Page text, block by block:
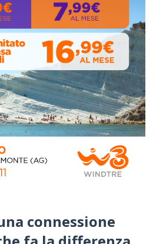
connessione
stampa, terzo appuntamento
Giacinto Pipitone
04, 2026
Siculiana, in testa candidato
05, 2020
MEDITERRANEA 2026 – COMUNE DI
concerto del 1° Maggio 2026 in
I: arrivano I Cugini di
DEI SOGNI” IN CONCERTO A
PER I FESTEGGIAMENTI DI SAN